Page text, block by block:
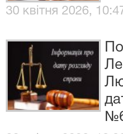
30 квітня 2026,